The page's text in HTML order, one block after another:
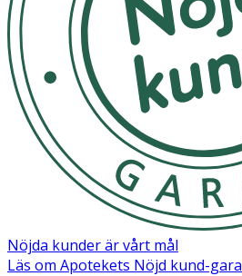
Kan förvaras i rumstemperatur
OK för gravida och ammande:
Ja
Ingredienser:
Aqua,Aluminum
Ether,Steareth-2,Steareth-
Silicate,Persea Gratissima
Alcohol,Geraniol,Citronellol
Nöjda kunder är vårt mål
Läs om Apotekets Nöjd kund-